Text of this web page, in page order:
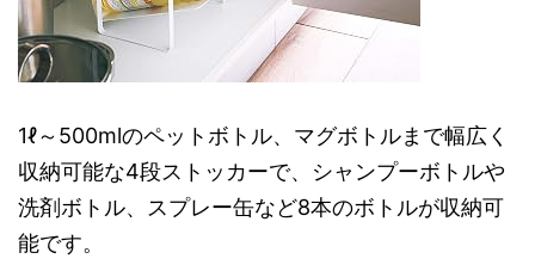
1ℓ～500mlのペットボトル、マグボトルまで幅広く
収納可能な4段ストッカーで、シャンプーボトルや
洗剤ボトル、スプレー缶など8本のボトルが収納可
能です。